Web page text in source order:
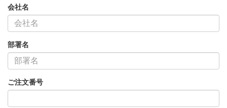
会社名
部署名
ご注文番号